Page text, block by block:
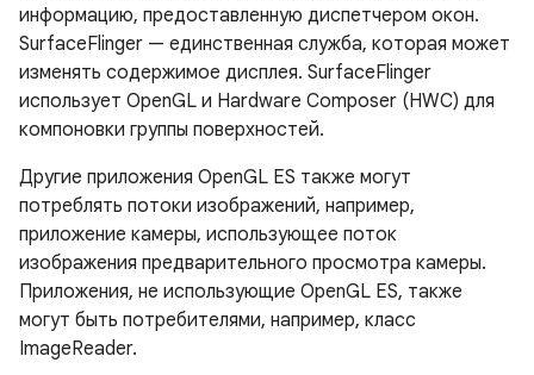
информацию, предоставленную диспетчером окон.
SurfaceFlinger — единственная служба, которая может
изменять содержимое дисплея. SurfaceFlinger
использует OpenGL и Hardware Composer (HWC) для
компоновки группы поверхностей.
Другие приложения OpenGL ES также могут
потреблять потоки изображений, например,
приложение камеры, использующее поток
изображения предварительного просмотра камеры.
Приложения, не использующие OpenGL ES, также
могут быть потребителями, например, класс
ImageReader.